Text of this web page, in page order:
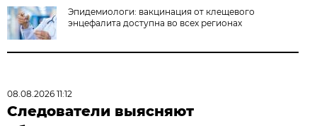
Эпидемиологи: вакцинация от клещевого
энцефалита доступна во всех регионах
08.08.2026 11:12
Следователи выясняют